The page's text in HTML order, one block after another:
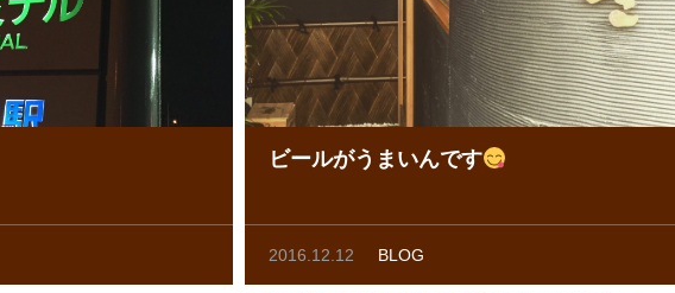
ビールがうまいんです
2016.12.12 BLOG